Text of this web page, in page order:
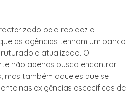
pela rapidez e
as agências tenham um banco
e atualizado. O
não apenas busca encontrar
mas também aqueles que se
nas exigências específicas de